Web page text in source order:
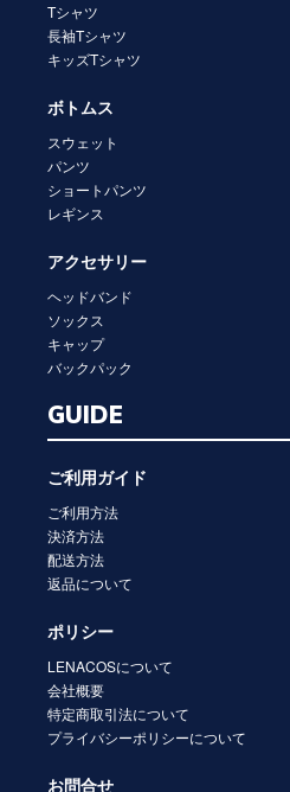
Tシャツ
長袖Tシャツ
キッズTシャツ
ボトムス
スウェット
パンツ
ショートパンツ
レギンス
アクセサリー
ヘッドバンド
ソックス
キャップ
バックパック
GUIDE
ご利用ガイド
ご利用方法
決済方法
配送方法
返品について
ポリシー
LENACOSについて
会社概要
特定商取引法について
プライバシーポリシーについて
お問合せ